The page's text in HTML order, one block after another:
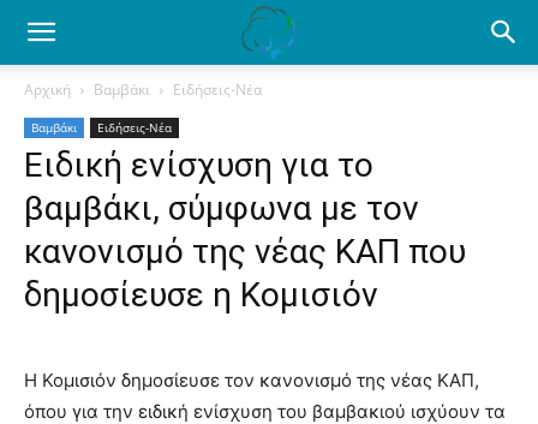
Ενημέρωση
για
Αρχική Βαμβάκι Ειδήσεις-Νέα
Βαμβάκι Ειδήσεις-Νέα
Ειδική ενίσχυση για το
βαμβάκι, σύμφωνα με τον
κανονισμό της νέας ΚΑΠ που
δημοσίευσε η Κομισιόν
Η Κομισιόν δημοσίευσε τον κανονισμό της νέας ΚΑΠ,
όπου για την ειδική ενίσχυση του βαμβακιού ισχύουν τα